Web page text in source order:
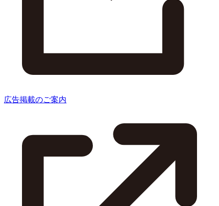
広告掲載のご案内